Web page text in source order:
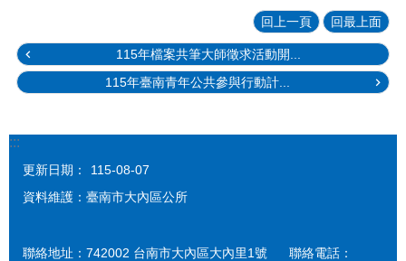
回上一頁 回最上面
115年檔案共筆大師徵求活動開...
115年臺南青年公共參與行動計...
:::
更新日期：
115-08-07
資料維護：臺南市大內區公所
聯絡地址：742002 台南市大內區大內里1號 聯絡電話：